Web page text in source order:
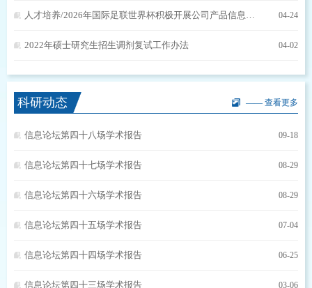
人才培养/2026年国际足联世界杯积极开展公司产品信息化建设，着力推动人才培养高质量发展 04-24
2022年硕士研究生招生调剂复试工作办法 04-02
科研动态 —— 查看更多
信息论坛第四十八场学术报告 09-18
信息论坛第四十七场学术报告 08-29
信息论坛第四十六场学术报告 08-29
信息论坛第四十五场学术报告 07-04
信息论坛第四十四场学术报告 06-25
信息论坛第四十三场学术报告 03-06